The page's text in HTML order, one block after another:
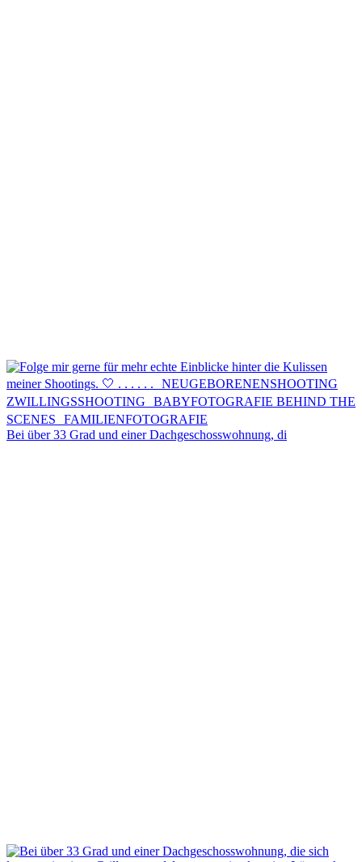
Bei über 33 Grad und einer Dachgeschosswohnung, di